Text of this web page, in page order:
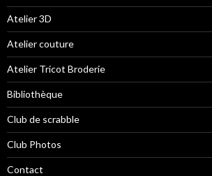
Atelier 3D
Atelier couture
Atelier Tricot Broderie
Bibliothèque
Club de scrabble
Club Photos
Contact